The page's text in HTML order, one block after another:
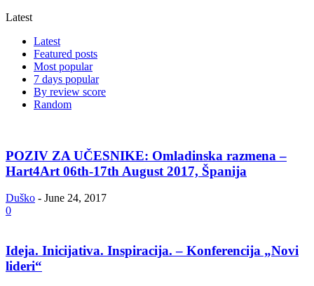
Latest
Latest
Featured posts
Most popular
7 days popular
By review score
Random
POZIV ZA UČESNIKE: Omladinska razmena –
Hart4Art 06th-17th August 2017, Španija
Duško - June 24, 2017
0
Ideja. Inicijativa. Inspiracija. – Konferencija „Novi
lideri“